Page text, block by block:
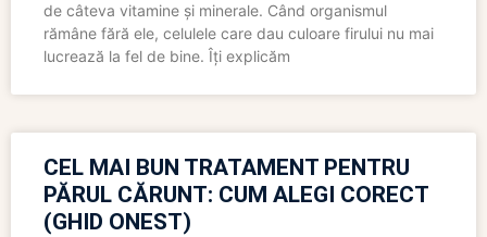
de câteva vitamine și minerale. Când organismul
rămâne fără ele, celulele care dau culoare firului nu mai
lucrează la fel de bine. Îți explicăm
CEL MAI BUN TRATAMENT PENTRU
PĂRUL CĂRUNT: CUM ALEGI CORECT
(GHID ONEST)